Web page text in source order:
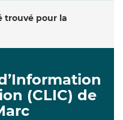
trouvé pour la
(CLIC) de